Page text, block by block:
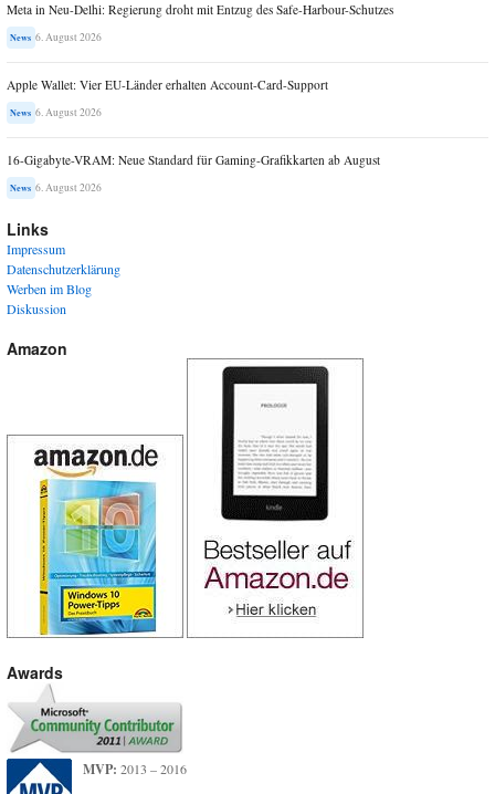
Meta in Neu-Delhi: Regierung droht mit Entzug des Safe-Harbour-Schutzes
News 6. August 2026
Apple Wallet: Vier EU-Länder erhalten Account-Card-Support
News 6. August 2026
16-Gigabyte-VRAM: Neue Standard für Gaming-Grafikkarten ab August
News 6. August 2026
Links
Impressum
Datenschutzerklärung
Werben im Blog
Diskussion
Amazon
Awards
MVP: 2013 – 2016